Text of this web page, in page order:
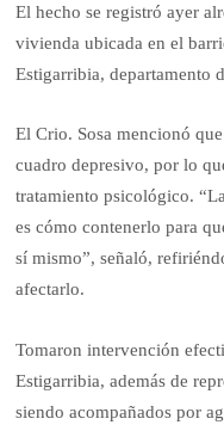
El hecho se registró ayer
vivienda ubicada en el
Estigarribia, departamento
El Crio. Sosa mencionó
cuadro depresivo, por lo
tratamiento psicológico.
es cómo contenerlo para
sí mismo”, señaló,
afectarlo.
Tomaron intervención
Estigarribia, además de
siendo acompañados por